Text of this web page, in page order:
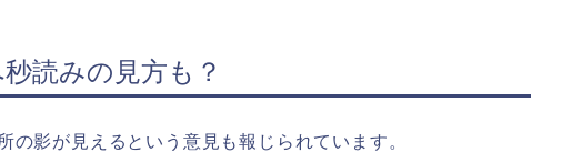
読みの見方も？
の影が見えるという意見も報じられています。